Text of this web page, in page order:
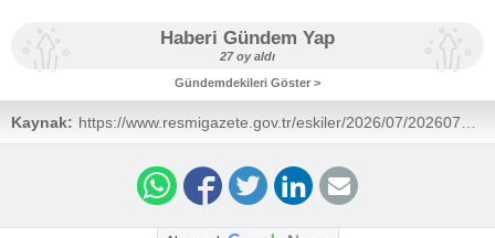
Haberi Gündem Yap
27 oy aldı
Gündemdekileri Göster >
Kaynak: https://www.resmigazete.gov.tr/eskiler/2026/07/20260702-
6.htm